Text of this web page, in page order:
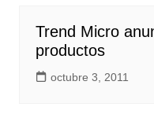
Trend Micro
productos
octubre 3, 2011